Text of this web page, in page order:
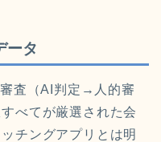
ータ
査（AI判定→人的審
べてが厳選された会
チングアプリとは明